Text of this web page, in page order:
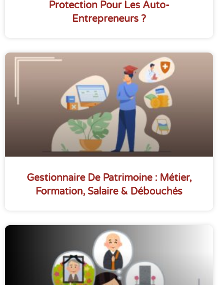
Protection Pour Les Auto-
Entrepreneurs ?
Gestionnaire De Patrimoine : Métier,
Formation, Salaire & Débouchés